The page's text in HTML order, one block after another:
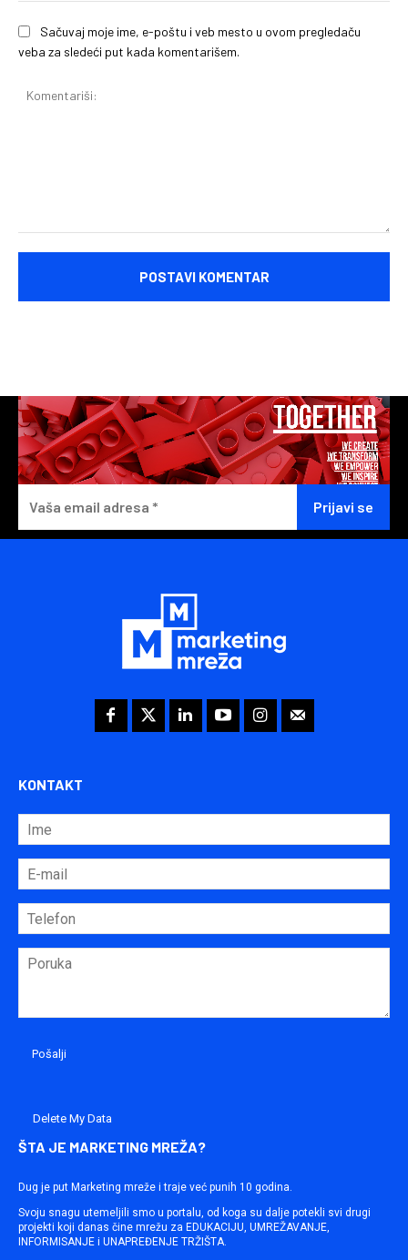
Sačuvaj moje ime, e-poštu i veb mesto u ovom pregledaču
veba za sledeći put kada komentarišem.
KONTAKT
Delete My Data
ŠTA JE MARKETING MREŽA?
Dug je put Marketing mreže i traje već punih 10 godina.
Svoju snagu utemeljili smo u portalu, od koga su dalje potekli svi drugi
projekti koji danas čine mrežu za EDUKACIJU, UMREŽAVANJE,
INFORMISANJE i UNAPREĐENJE TRŽIŠTA.